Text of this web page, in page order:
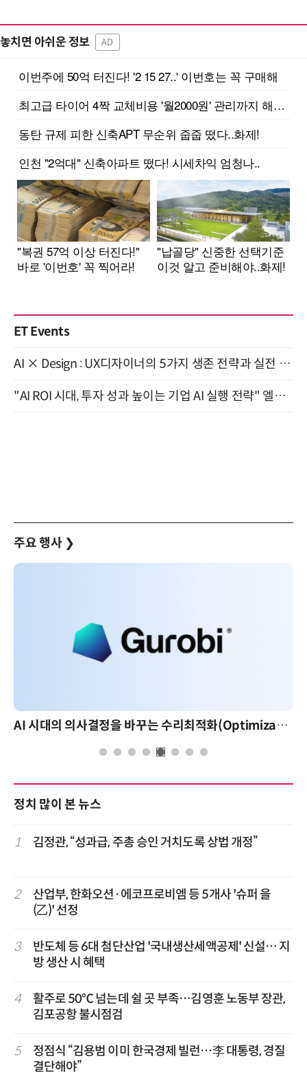
놓치면 아쉬운 정보 AD
ET Events
AI × Design : UX디자이너의 5가지 생존 전략과 실전 대응 8월 28일 개최
"AI ROI 시대, 투자 성과 높이는 기업 AI 실행 전략" 엘타워 6층 (9월 18일)
주요 행사 ❯
AI 시대의 의사결정을 바꾸는 수리최적화(Optimization): 실제 산업 적용 사례와 활용 전략 AI 핀옵
정치 많이 본 뉴스
1 김정관, “성과급, 주총 승인 거치도록 상법 개정”
2
산업부, 한화오션·에코프로비엠 등 5개사 '슈퍼 을
(乙)' 선정
3
반도체 등 6대 첨단산업 '국내생산세액공제' 신설… 지
방 생산 시 혜택
4
활주로 50℃ 넘는데 쉴 곳 부족…김영훈 노동부 장관,
김포공항 불시점검
5
정점식 “김용범 이미 한국경제 빌런…李 대통령, 경질
결단해야”